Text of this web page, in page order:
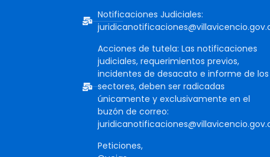
Notificaciones Judiciales:
Acciones de tutela: Las notificaciones
judiciales, requerimientos previos,
incidentes de desacato e informe de los
sectores, deben ser radicadas
únicamente y exclusivamente en el
buzón de correo:
Peticiones,